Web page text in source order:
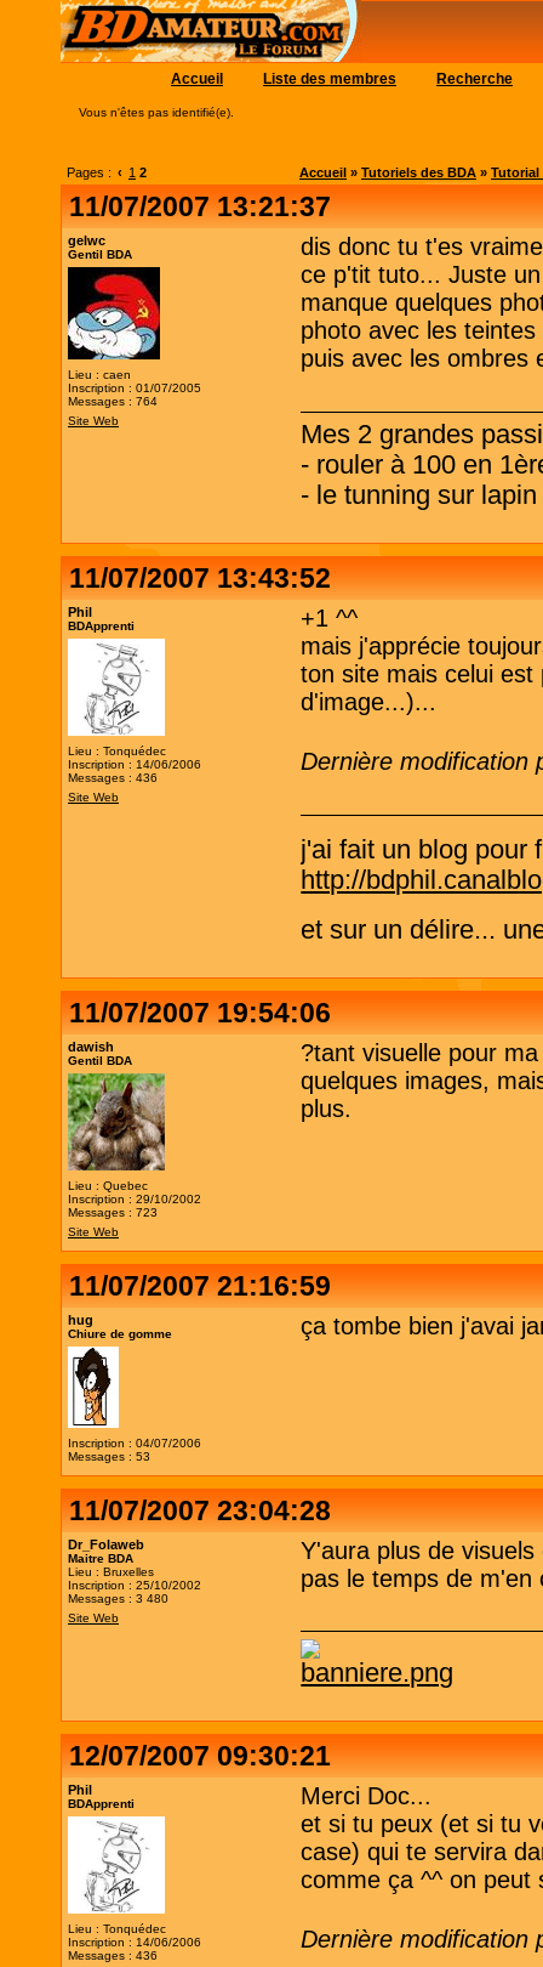
Accueil Liste des membres Recherche
Vous n'êtes pas identifié(e).
Pages : ‹ 1 2 Accueil » Tutoriels des BDA » Tutorial
11/07/2007 13:21:37
gelwc
Gentil BDA
Lieu : caen
Inscription : 01/07/2005
Messages : 764
Site Web
dis donc tu t'es
ce p'tit tuto... Juste
manque quelques
photo avec les
puis avec les ombres
Mes 2 grandes
- rouler à 100 en
- le tunning sur
11/07/2007 13:43:52
Phil
BDApprenti
Lieu : Tonquédec
Inscription : 14/06/2006
Messages : 436
Site Web
+1 ^^
mais j'apprécie
ton site mais celui est
d'image...)...
Dernière modification
j'ai fait un blog pour
http://
et sur un délire...
11/07/2007 19:54:06
dawish
Gentil BDA
Lieu : Quebec
Inscription : 29/10/2002
Messages : 723
Site Web
?tant visuelle pour
quelques images,
plus.
11/07/2007 21:16:59
hug
Chiure de gomme
Inscription : 04/07/2006
Messages : 53
ça tombe bien j'avai
11/07/2007 23:04:28
Dr_Folaweb
Maitre BDA
Lieu : Bruxelles
Inscription : 25/10/2002
Messages : 3 480
Site Web
Y'aura plus de
pas le temps de m'en
12/07/2007 09:30:21
Phil
BDApprenti
Lieu : Tonquédec
Inscription : 14/06/2006
Messages : 436
Merci Doc...
et si tu peux (et si tu
case) qui te servira
comme ça ^^ on peut
Dernière modification